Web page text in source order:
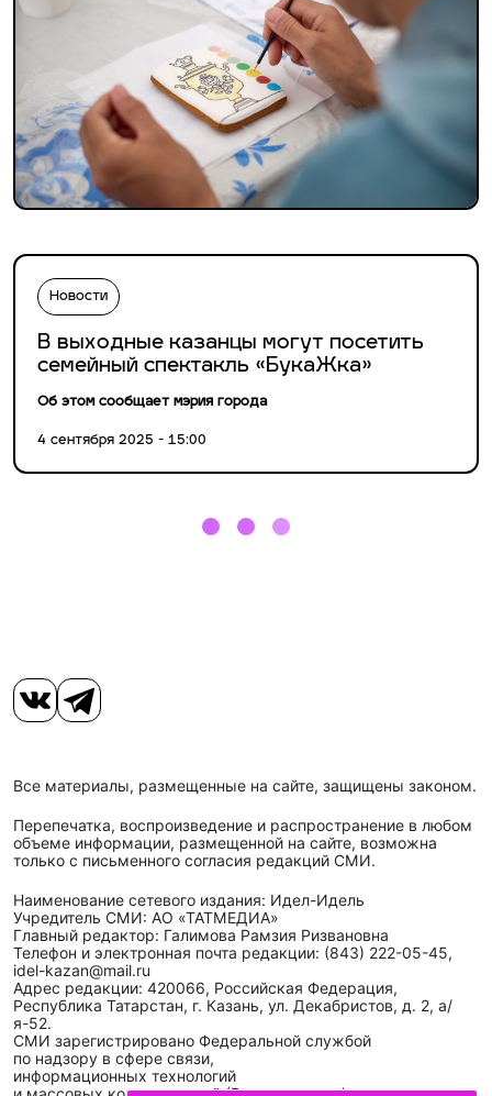
Новости
В выходные казанцы могут посетить
семейный спектакль «БукаЖка»
Об этом сообщает мэрия города
4 сентября 2025 - 15:00
Все материалы, размещенные на сайте, защищены законом.
Перепечатка, воспроизведение и распространение в любом
объеме информации, размещенной на сайте, возможна
только с письменного согласия редакций СМИ.
Наименование сетевого издания: Идел-Идель
Учредитель СМИ: АО «ТАТМЕДИА»
Главный редактор: Галимова Рамзия Ризвановна
Телефон и электронная почта редакции: (843) 222-05-45,
idel-kazan@mail.ru
Адрес редакции: 420066, Российская Федерация,
Республика Татарстан, г. Казань, ул. Декабристов, д. 2, а/
я-52.
СМИ зарегистрировано Федеральной службой
по надзору в сфере связи,
информационных технологий